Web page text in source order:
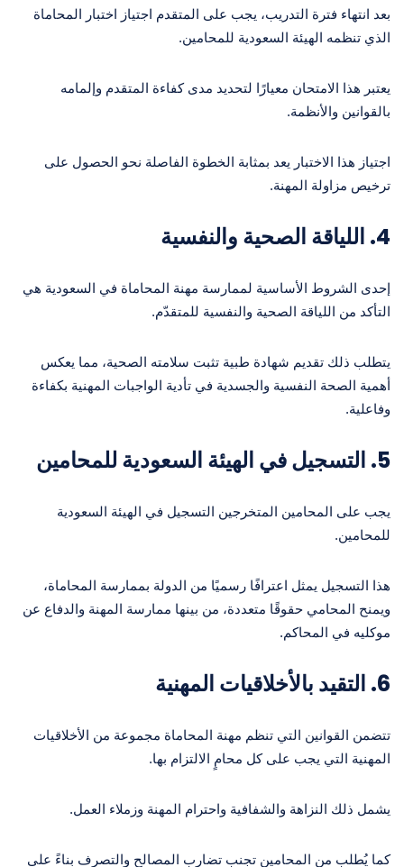
بعد انتهاء فترة التدريب، يجب على المتقدم اجتياز اختبار المحاماة
الذي تنظمه الهيئة السعودية للمحامين.
يعتبر هذا الامتحان معيارًا لتحديد مدى كفاءة المتقدم وإلمامه
بالقوانين والأنظمة.
اجتياز هذا الاختبار يعد بمثابة الخطوة الفاصلة نحو الحصول على
ترخيص مزاولة المهنة.
4. اللياقة الصحية والنفسية
إحدى الشروط الأساسية لممارسة مهنة المحاماة في السعودية هي
التأكد من اللياقة الصحية والنفسية للمتقدّم.
يتطلب ذلك تقديم شهادة طبية تثبت سلامته الصحية، مما يعكس
أهمية الصحة النفسية والجسدية في تأدية الواجبات المهنية بكفاءة
وفاعلية.
5. التسجيل في الهيئة السعودية للمحامين
يجب على المحامين المتخرجين التسجيل في الهيئة السعودية
للمحامين.
هذا التسجيل يمثل اعترافًا رسميًا من الدولة بممارسة المحاماة،
ويمنح المحامي حقوقًا متعددة، من بينها ممارسة المهنة والدفاع عن
موكليه في المحاكم.
6. التقيد بالأخلاقيات المهنية
تتضمن القوانين التي تنظم مهنة المحاماة مجموعة من الأخلاقيات
المهنية التي يجب على كل محامٍ الالتزام بها.
يشمل ذلك النزاهة والشفافية واحترام المهنة وزملاء العمل.
كما يُطلب من المحامين تجنب تضارب المصالح والتصرف بناءً على